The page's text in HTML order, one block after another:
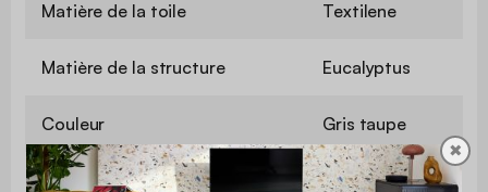
Matière de la toile Textilene
Matière de la structure Eucalyptus
Couleur Gris taupe
Pliant Non
✖